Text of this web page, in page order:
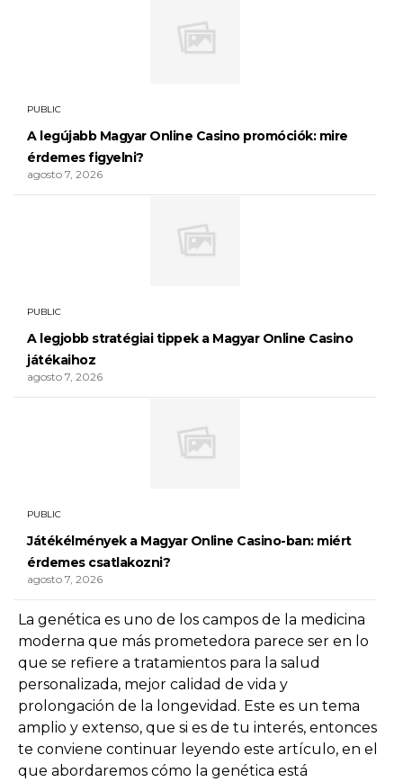
La genética es uno de los campos de la medicina
moderna que más prometedora parece ser en lo
que se refiere a tratamientos para la salud
personalizada, mejor calidad de vida y
prolongación de la longevidad. Este es un tema
amplio y extenso, que si es de tu interés, entonces
te conviene continuar leyendo este artículo, en el
que abordaremos cómo la genética está
PUBLIC
A legújabb Magyar Online Casino promóciók: mire
érdemes figyelni?
agosto 7, 2026
PUBLIC
A legjobb stratégiai tippek a Magyar Online Casino
játékaihoz
agosto 7, 2026
PUBLIC
Játékélmények a Magyar Online Casino-ban: miért
érdemes csatlakozni?
agosto 7, 2026